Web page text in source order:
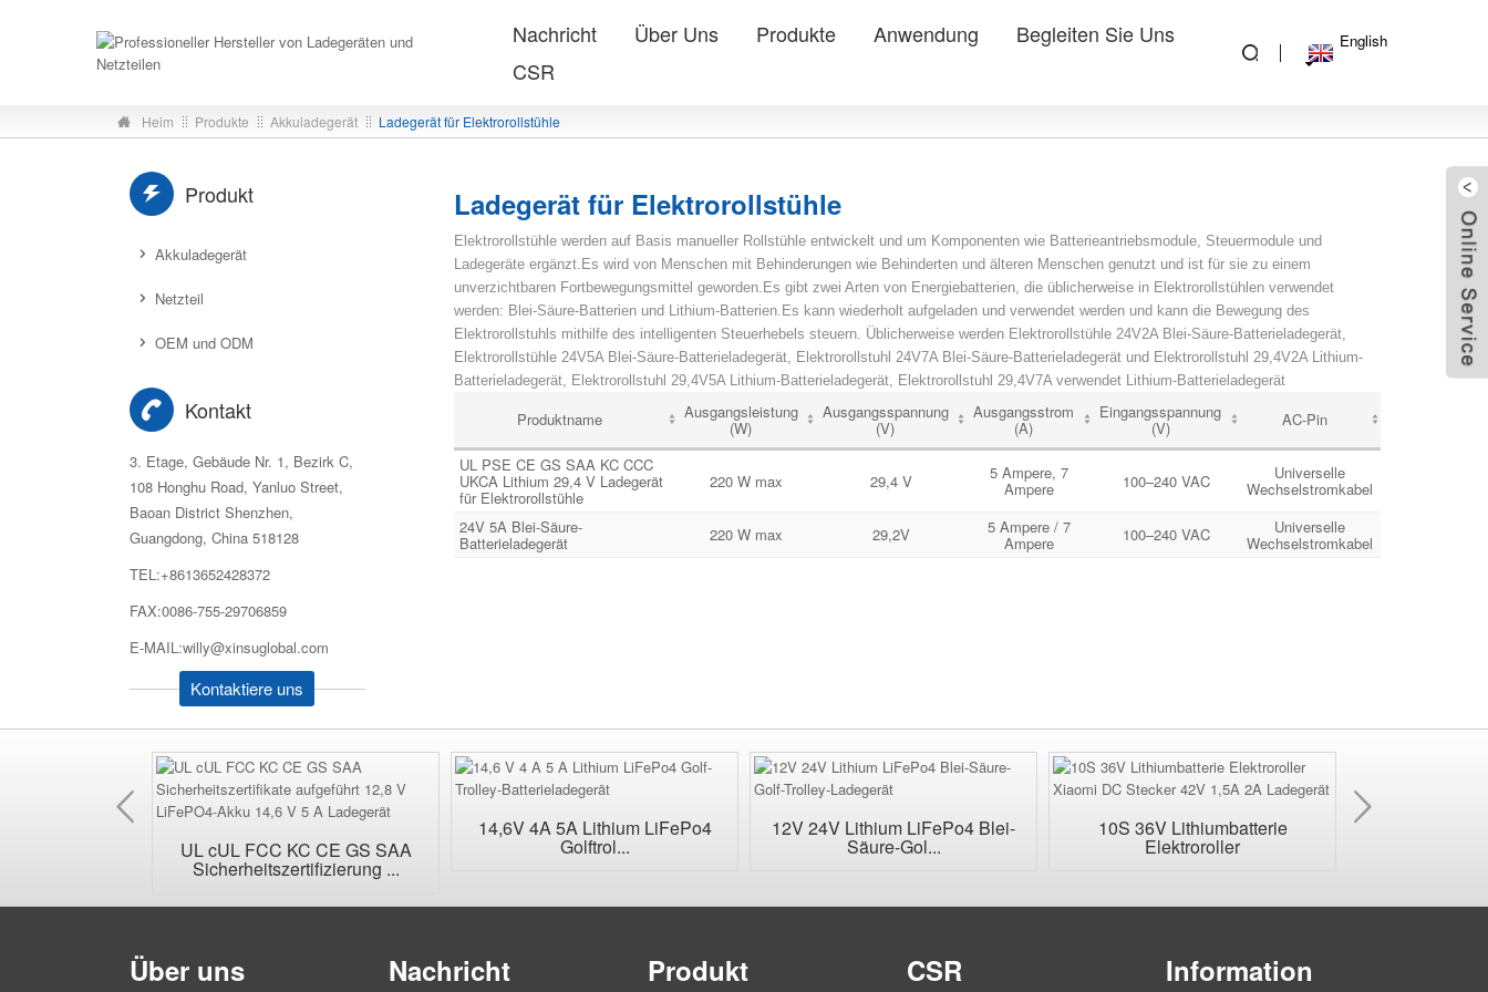
Nachricht Über Uns Produkte Anwendung
Begleiten Sie Uns
CSR
English
Heim Produkte Akkuladegerät Ladegerät für Elektrorollstühle
Produkt
Akkuladegerät
Netzteil
OEM und ODM
Kontakt
3. Etage, Gebäude Nr. 1, Bezirk C,
108 Honghu Road, Yanluo Street,
Baoan District Shenzhen,
Guangdong, China 518128
TEL:+8613652428372
FAX:0086-755-29706859
E-MAIL:willy@xinsuglobal.com
Kontaktiere uns
Ladegerät für Elektrorollstühle
Elektrorollstühle werden auf Basis manueller Rollstühle entwickelt und um Komponenten wie Batterieantriebsmodule, Steuermodule und
Ladegeräte ergänzt.Es wird von Menschen mit Behinderungen wie Behinderten und älteren Menschen genutzt und ist für sie zu einem
unverzichtbaren Fortbewegungsmittel geworden.Es gibt zwei Arten von Energiebatterien, die üblicherweise in Elektrorollstühlen verwendet
werden: Blei-Säure-Batterien und Lithium-Batterien.Es kann wiederholt aufgeladen und verwendet werden und kann die Bewegung des
Elektrorollstuhls mithilfe des intelligenten Steuerhebels steuern. Üblicherweise werden Elektrorollstühle 24V2A Blei-Säure-Batterieladegerät,
Elektrorollstühle 24V5A Blei-Säure-Batterieladegerät, Elektrorollstuhl 24V7A Blei-Säure-Batterieladegerät und Elektrorollstuhl 29,4V2A Lithium-
Batterieladegerät, Elektrorollstuhl 29,4V5A Lithium-Batterieladegerät, Elektrorollstuhl 29,4V7A verwendet Lithium-Batterieladegerät
Produktname Ausgangsleistung
(W)
Ausgangsspannung
(V)
Ausgangsstrom
(A)
Eingangsspannung
(V) AC-Pin
UL PSE CE GS SAA KC CCC
UKCA Lithium 29,4 V Ladegerät
für Elektrorollstühle
220 W max 29,4 V 5 Ampere, 7
Ampere 100–240 VAC Universelle
Wechselstromkabel
24V 5A Blei-Säure-
Batterieladegerät 220 W max 29,2V 5 Ampere / 7
Ampere 100–240 VAC Universelle
Wechselstromkabel
Vorherige
UL cUL FCC KC CE GS SAA
Sicherheitszertifizierung ...
14,6V 4A 5A Lithium LiFePo4
Golftrol...
12V 24V Lithium LiFePo4 Blei-
Säure-Gol...
10S 36V Lithiumbatterie
Elektroroller
24V
Über uns Nachricht Produkt CSR Information